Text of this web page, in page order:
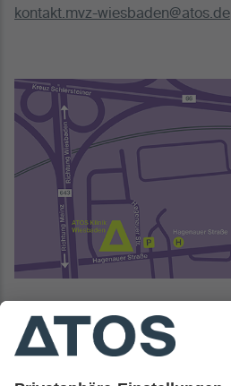
kontakt.mvz-wiesbaden@atos.de